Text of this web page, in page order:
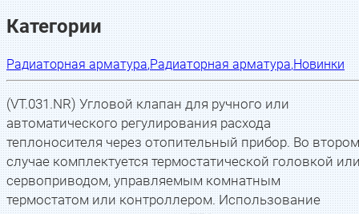
Категории
Радиаторная арматура,Радиаторная арматура,Новинки
(VT.031.NR) Угловой клапан для ручного или
автоматического регулирования расхода
теплоносителя через отопительный прибор. Во втором
случае комплектуется термостатической головкой
сервоприводом, управляемым комнатным
термостатом или контроллером. Использование